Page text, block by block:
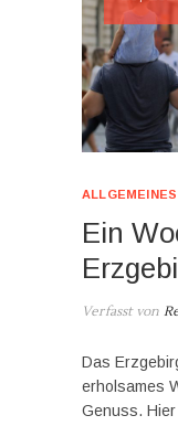
ALLGEMEINES
Ein
Verfasst von
Das
erholsames
Genuss.